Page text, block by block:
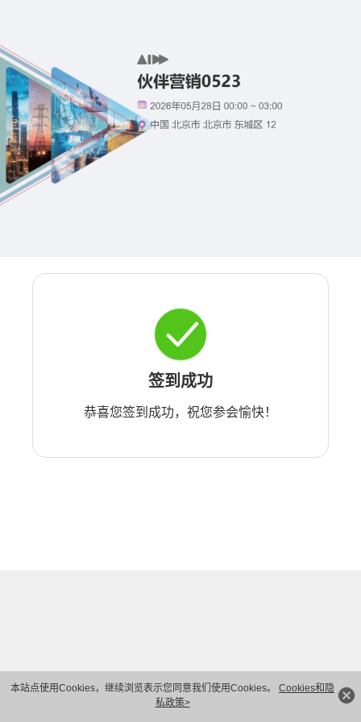
本站点使用Cookies，继续浏览表示您同意我们使用Cookies。 Cookies和隐
私政策>
签到成功
恭喜您签到成功，祝您参会愉快！